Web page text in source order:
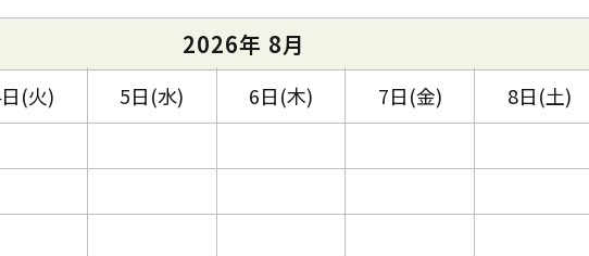
2026年 8月
(火) 5日(水) 6日(木) 7日(金) 8日(土)